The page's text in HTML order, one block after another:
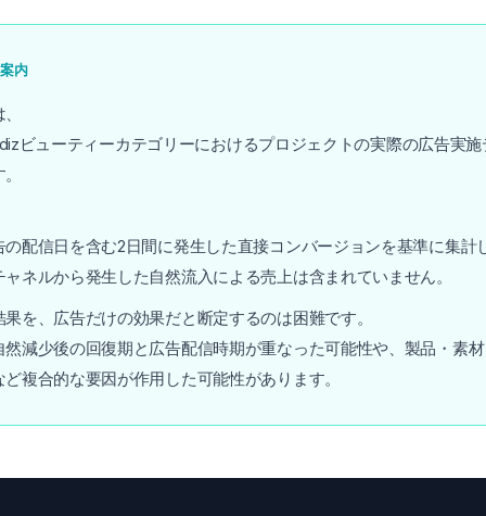
内
ビューティーカテゴリーにおけるプロジェクトの実際の広告実
の配信日を含む2日間に発生した直接コンバージョンを基準に集計
ネルから発生した自然流入による売上は含まれていません。
を、広告だけの効果だと断定するのは困難です。
然減少後の回復期と広告配信時期が重なった可能性や、製品・素
複合的な要因が作用した可能性があります。